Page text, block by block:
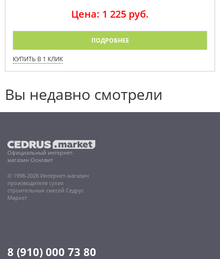
Цена: 1 225 руб.
ПОДРОБНЕЕ
КУПИТЬ В 1 КЛИК
Вы недавно смотрели
Официальный интернет-
магазин Основит
© 1998-2026 Интернет-магазин
производителя сухих
строительных смесей Седрус
Маркет
8 (910) 000 73 80